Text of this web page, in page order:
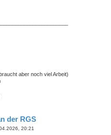
aber noch viel Arbeit)
der RGS
20:21